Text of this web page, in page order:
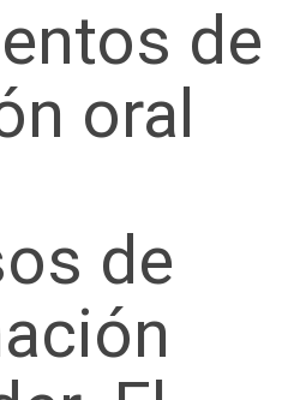
de
oral
de